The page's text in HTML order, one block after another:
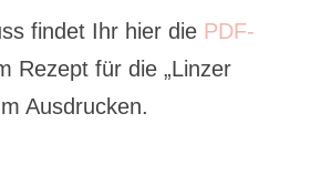
findet Ihr hier die PDF-
Rezept für die „Linzer
Ausdrucken.